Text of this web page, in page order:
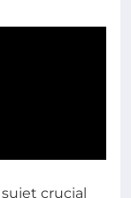
crucial